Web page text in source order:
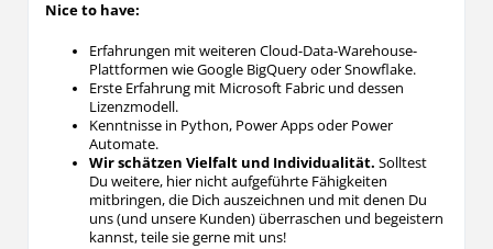
Nice to have:
Erfahrungen mit weiteren Cloud-Data-Warehouse-
Plattformen wie Google BigQuery oder Snowflake.
Erste Erfahrung mit Microsoft Fabric und dessen
Lizenzmodell.
Kenntnisse in Python, Power Apps oder Power
Automate.
Wir schätzen Vielfalt und Individualität. Solltest
Du weitere, hier nicht aufgeführte Fähigkeiten
mitbringen, die Dich auszeichnen und mit denen Du
uns (und unsere Kunden) überraschen und begeistern
kannst, teile sie gerne mit uns!